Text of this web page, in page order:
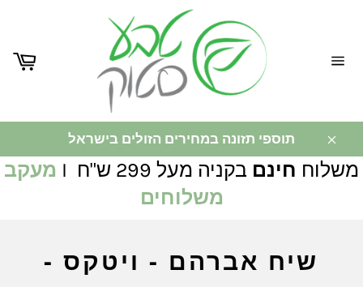
תוספי תזונה במחירים הזולים בישראל
משלוח חינם בקניה מעל 299 ש"ח I
מעקב
משלוחים
שיח אברהם - ויטקס -